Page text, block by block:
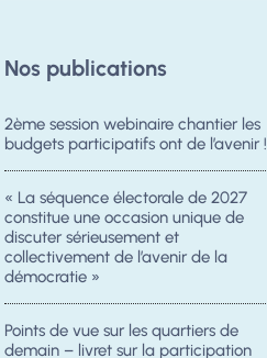
Nos publications
2ème session webinaire chantier les
budgets participatifs ont de l’avenir !
« La séquence électorale de 2027
constitue une occasion unique de
discuter sérieusement et
collectivement de l’avenir de la
démocratie »
Points de vue sur les quartiers de
demain – livret sur la participation